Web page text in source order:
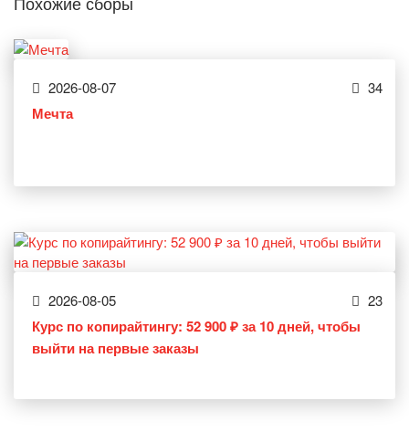
2026-08-07 34
Мечта
2026-08-05 23
Курс по копирайтингу: 52 900 ₽ за 10 дней, чтобы
выйти на первые заказы